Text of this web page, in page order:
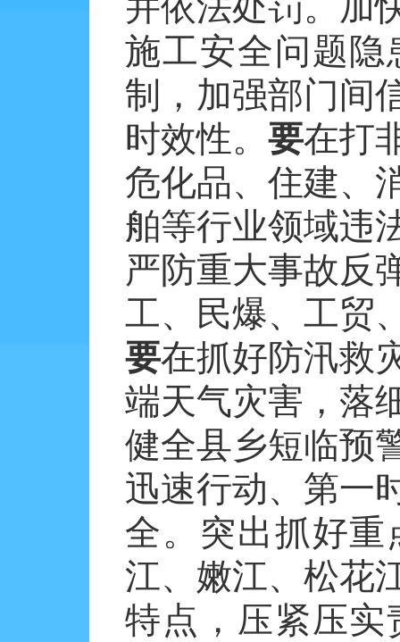
施工安全问题
制，加强部门间
时效性。 要在打
危化品、住建、
舶等行业领域违
严防重大事故反
工、民爆、工贸
要在抓好防汛救
端天气灾害，落
健全县乡短临预
迅速行动、第一
全。突出抓好
江、嫩江、松花
特点，压紧压